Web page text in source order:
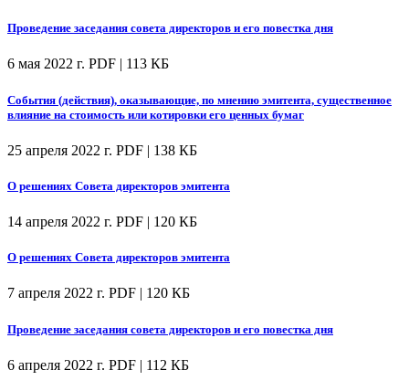
Проведение заседания совета директоров и его повестка дня
6 мая 2022 г. PDF | 113 КБ
События (действия), оказывающие, по мнению эмитента, существенное
влияние на стоимость или котировки его ценных бумаг
25 апреля 2022 г. PDF | 138 КБ
О решениях Совета директоров эмитента
14 апреля 2022 г. PDF | 120 КБ
О решениях Совета директоров эмитента
7 апреля 2022 г. PDF | 120 КБ
Проведение заседания совета директоров и его повестка дня
6 апреля 2022 г. PDF | 112 КБ